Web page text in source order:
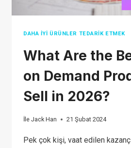
DAHA İYI ÜRÜNLER TEDARIK ETMEK
What Are the
on Demand
Sell in 2026?
İle Jack Han 21 Şubat 2024
Pek çok kişi, vaat edilen